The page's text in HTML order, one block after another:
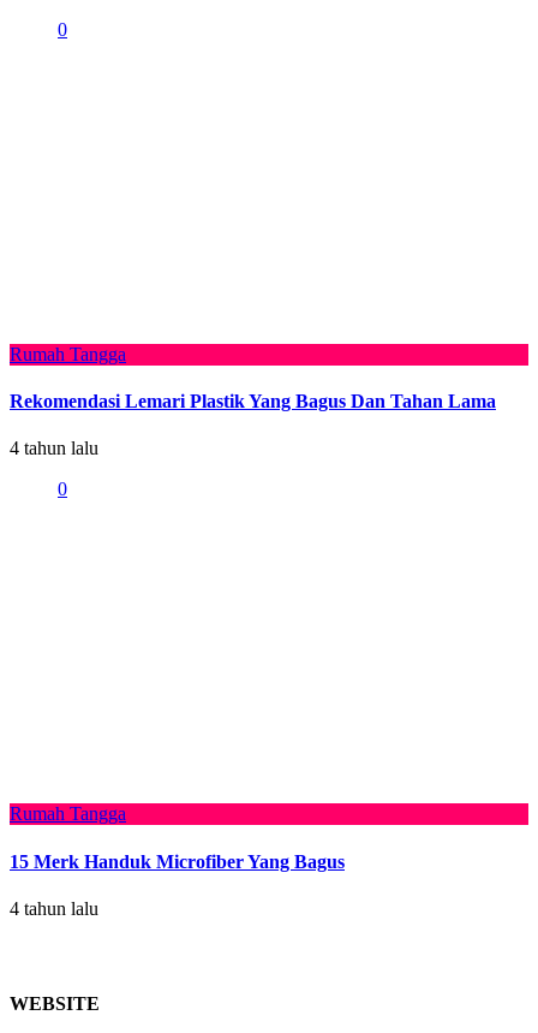
0
Rumah Tangga
Rekomendasi Lemari Plastik Yang Bagus Dan Tahan Lama
4 tahun lalu
0
Rumah Tangga
15 Merk Handuk Microfiber Yang Bagus
4 tahun lalu
WEBSITE